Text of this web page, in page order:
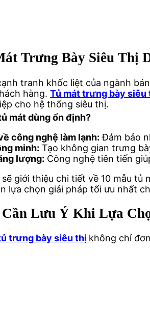
Trưng Bày Siêu Thị
tranh khốc liệt của ngành
hàng. Tủ mát trưng bày siêu
cho hệ thống siêu thị.
mát dùng ổn định?
công nghệ làm lạnh: Đảm bảo
minh: Tạo không gian trưng
lượng: Công nghệ tiên tiến
giới thiệu chi tiết về 10 mẫu
lựa chọn giải pháp tối ưu nhất
Cần Lưu Ý Khi Lựa
trưng bày siêu thị không chỉ